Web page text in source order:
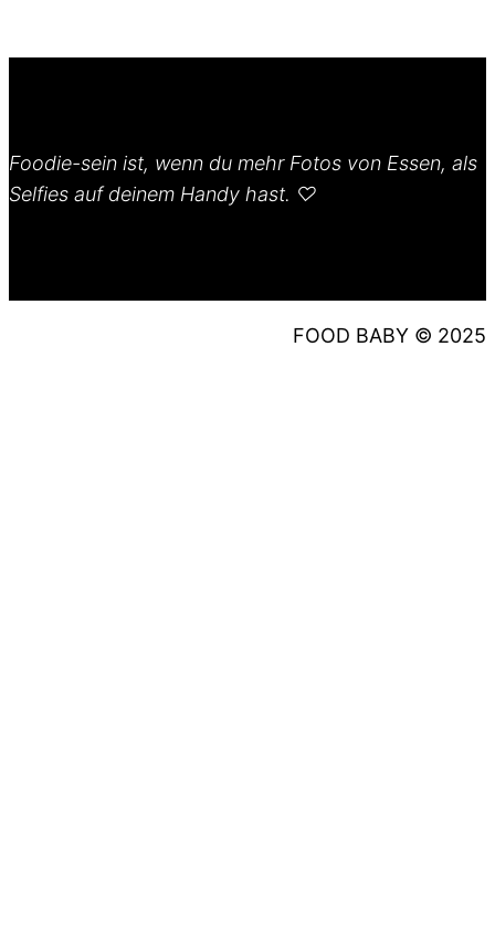
Foodie-sein ist, wenn du mehr Fotos von Essen, als
Selfies auf deinem Handy hast. ♡
FOOD BABY © 2025